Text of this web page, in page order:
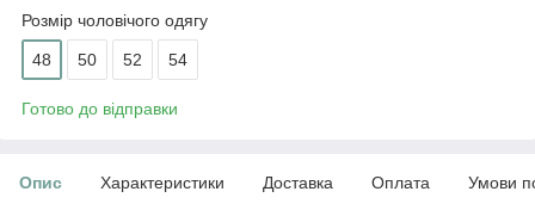
Розмір чоловічого одягу
48 50 52 54
Готово до відправки
Опис Характеристики Доставка Оплата Умови